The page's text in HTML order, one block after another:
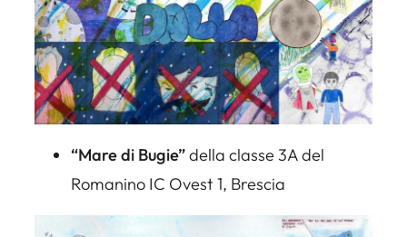
“Mare di Bugie”della classe 3A del
Romanino IC Ovest 1, Brescia